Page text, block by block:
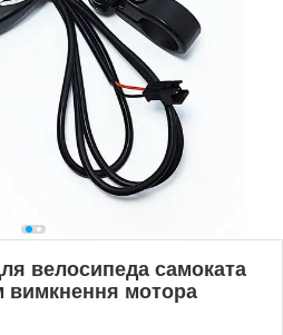
велосипеда самоката
вимкнення мотора